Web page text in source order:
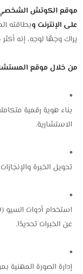
موقع الكوتش الشخصي
على الإنترنت وبطاقته
يراك وجهًا لوجه، إنه
من خلال موقع
بناء هوية رقمية
الاستشارية.
تحويل الخبرة
عن الخبرات تحديدًا.
إدارة الصورة المهنية